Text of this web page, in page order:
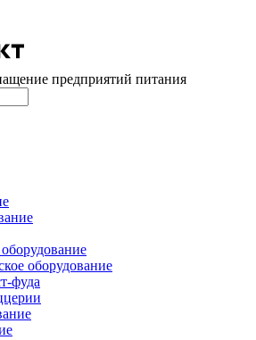
предприятий питания
оборудование
фуда